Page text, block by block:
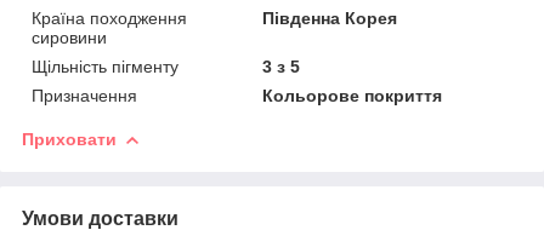
Країна походження
сировини
Південна Корея
Щільність пігменту
3 з 5
Призначення
Кольорове покриття
Приховати
Умови доставки